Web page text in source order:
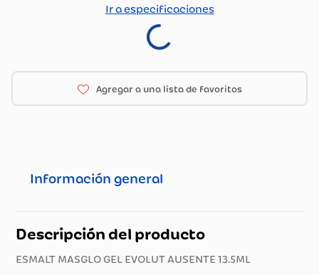
Ir a especificaciones
Información general
Descripción del producto
ESMALT MASGLO GEL EVOLUT AUSENTE 13.5ML